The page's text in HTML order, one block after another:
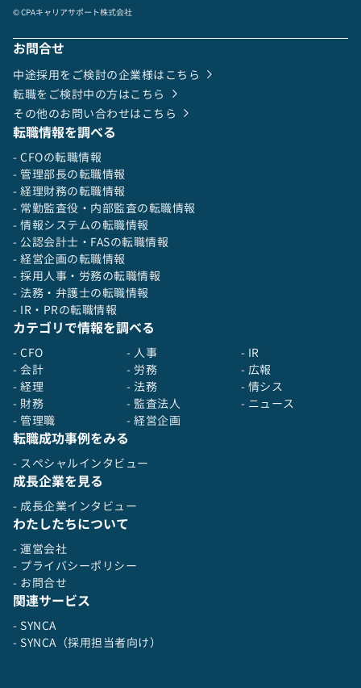
© CPAキャリアサポート株式会社
お問合せ
中途採用をご検討の企業様はこちら
転職をご検討中の方はこちら
その他のお問い合わせはこちら
転職情報を調べる
- CFOの転職情報
- 管理部長の転職情報
- 経理財務の転職情報
- 常勤監査役・内部監査の転職情報
- 情報システムの転職情報
- 公認会計士・FASの転職情報
- 経営企画の転職情報
- 採用人事・労務の転職情報
- 法務・弁護士の転職情報
- IR・PRの転職情報
カテゴリで情報を調べる
- CFO
- 会計
- 経理
- 財務
- 管理職
- 人事
- 労務
- 法務
- 監査法人
- 経営企画
- IR
- 広報
- 情シス
- ニュース
転職成功事例をみる
- スペシャルインタビュー
成長企業を見る
- 成長企業インタビュー
わたしたちについて
- 運営会社
- プライバシーポリシー
- お問合せ
関連サービス
- SYNCA
- SYNCA（採用担当者向け）